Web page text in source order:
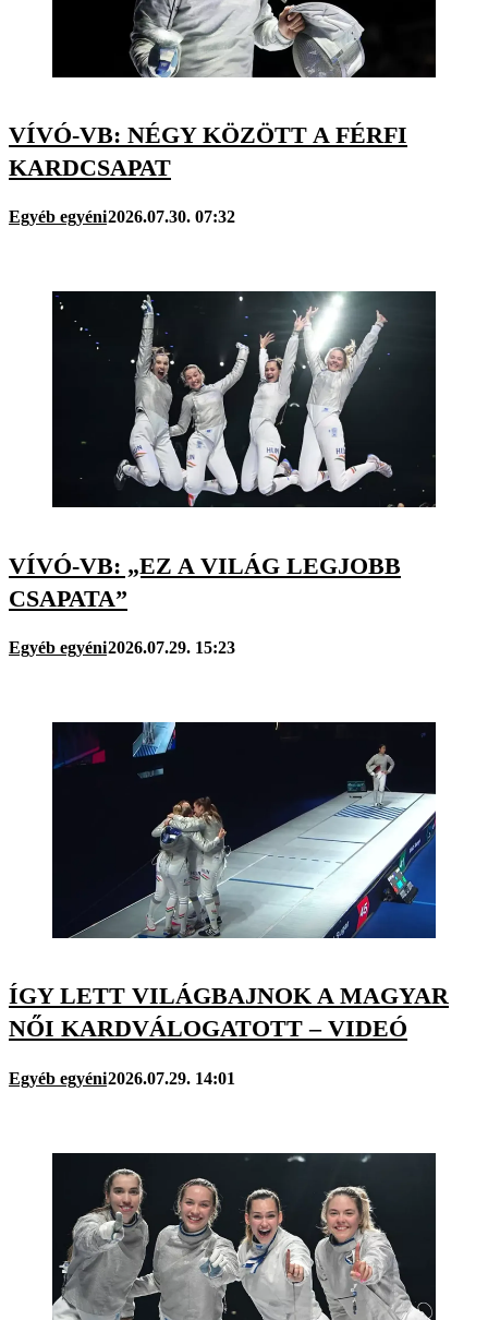
VÍVÓ-VB: NÉGY KÖZÖTT A FÉRFI
KARDCSAPAT
Egyéb egyéni2026.07.30. 07:32
VÍVÓ-VB: „EZ A VILÁG LEGJOBB
CSAPATA”
Egyéb egyéni2026.07.29. 15:23
ÍGY LETT VILÁGBAJNOK A MAGYAR
NŐI KARDVÁLOGATOTT – VIDEÓ
Egyéb egyéni2026.07.29. 14:01